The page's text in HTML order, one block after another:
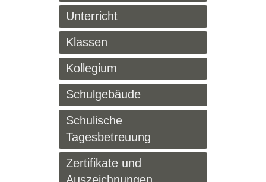
Unterricht
Klassen
Kollegium
Schulgebäude
Schulische
Tagesbetreuung
Zertifikate und